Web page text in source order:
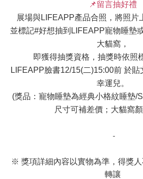
📌留言抽好禮
展場與LIFEAPP產品合照，將照片
並標記#好想抽到 LIFEAPP寵物睡墊
大貓窩，
即獲得抽獎資格，抽獎時依照
LIFEAPP臉書12/15(二)15:00前 於貼
幸運兒。
(獎品：寵物睡墊為經典小格紋睡墊/S
尺寸可補差價；大貓窩
-
※ 獎項詳細內容以實物為準，得獎
轉讓